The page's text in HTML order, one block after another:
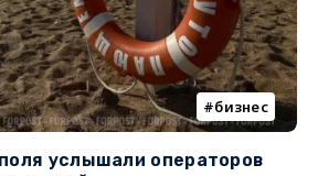
бизнес
услышали операторов